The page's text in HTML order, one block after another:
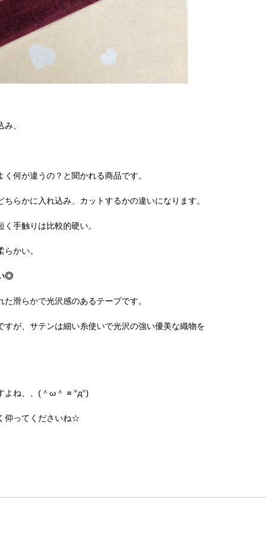
、
何が違うの？と聞かれる商品です。
らかに入れ込み、カットするかの違いになります。
手触りは比較的硬い。
かい。
◎
滑らかで光沢感のあるテープです。
が、サテンは細い糸使いで光沢の強い優美な織物を
よね、、(＾ω＾ ≡ °д°)
仰ってくださいね☆